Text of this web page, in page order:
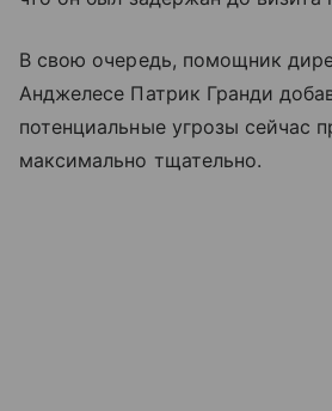
В свою очередь, помощник
Анджелесе Патрик Гранди
потенциальные угрозы сейчас
максимально тщательно.